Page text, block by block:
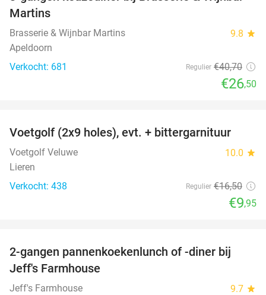
Martins
Brasserie & Wijnbar Martins 9.8 star
Apeldoorn
Verkocht: 681
Regulier €40,70
€26,50
40%
Voetgolf (2x9 holes), evt. + bittergarnituur
Voetgolf Veluwe 10.0 star
Lieren
Verkocht: 438
Regulier €16,50
€9,95
38%
2-gangen pannenkoekenlunch of -diner bij
Jeff's Farmhouse
Jeff's Farmhouse 9.7 star